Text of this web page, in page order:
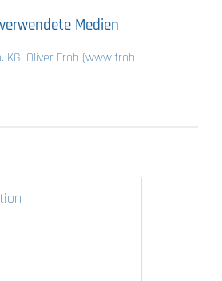
Medien
KG, Oliver Froh (www.froh-